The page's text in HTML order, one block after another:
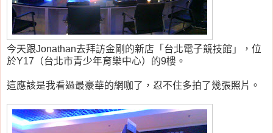
今天跟Jonathan去拜訪金剛的新店「台北電子競技館」，位
於Y17（台北市青少年育樂中心）的9樓。
這應該是我看過最豪華的網咖了，忍不住多拍了幾張照片。